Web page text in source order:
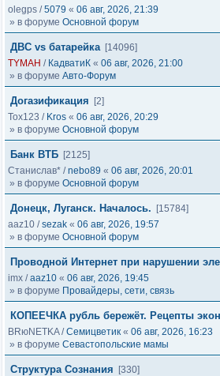
olegps /5079 « 06 авг, 2026, 21:39
» в форуме Основной форум
ДВС vs батарейка [14096]
TYMAH / КадватиК « 06 авг, 2026, 21:00
» в форуме Авто-Форум
Догазификация
[2]
Tox123 / Kros « 06 авг, 2026, 20:29
» в форуме Основной форум
Банк ВТБ [2125]
Станислав* /nebo89 « 06 авг, 2026, 20:01
» в форуме Основной форум
Донецк, Луганск. Началось.
[15784]
aaz10 /sezak « 06 авг, 2026, 19:57
» в форуме Основной форум
Проводной Интернет при нарушении
imx /aaz10 « 06 авг, 2026, 19:45
» в форуме Провайдеры, сети, связь
КОПЕЕЧКА рубль бережёт. Рецепты
BRюNETKA/Семицветик « 06 авг, 2026, 16:23
» в форуме Севастопольские мамы
Структура Сознания
[330]